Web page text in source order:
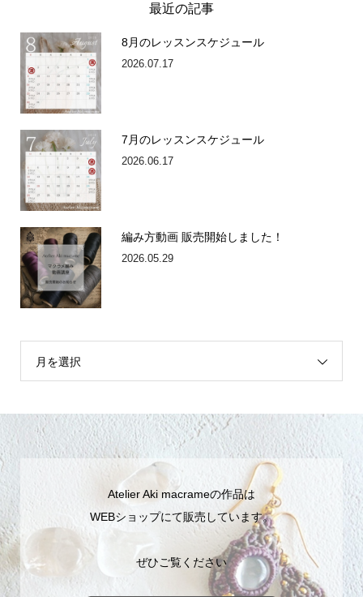
最近の記事
8月のレッスンスケジュール
2026.07.17
7月のレッスンスケジュール
2026.06.17
編み方動画 販売開始しました！
2026.05.29
月を選択
Atelier Aki macrameの作品は
WEBショップにて販売しています。
ぜひご覧ください